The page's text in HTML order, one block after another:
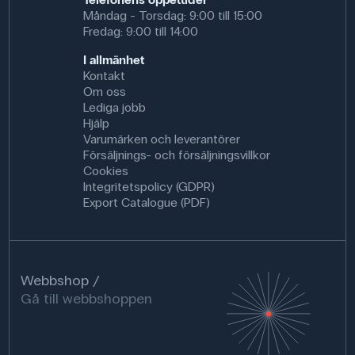
Antal: 30 stycken.
Måndag - Torsdag: 9:00 till 15:00
Fredag: 9:00 till 14:00
I allmänhet
Kontakt
Om oss
Lediga jobb
Hjälp
Varumärken och leverantörer
Försäljnings- och försäljningsvillkor
Cookies
Integritetspolicy (GDPR)
Export Catalogue (PDF)
Webbshop
Gå till webbshoppen